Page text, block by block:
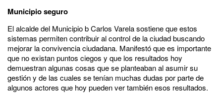
Municipio seguro
El alcalde del Municipio b Carlos Varela sostiene que estos
sistemas permiten contribuir al control de la ciudad buscando
mejorar la convivencia ciudadana. Manifestó que es importante
que no existan puntos ciegos y que los resultados hoy
demuestran algunas cosas que se planteaban al asumir su
gestión y de las cuales se tenían muchas dudas por parte de
algunos actores que hoy pueden ver también esos resultados.